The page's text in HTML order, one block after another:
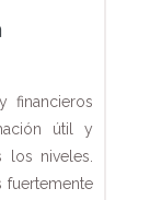
financieros
útil y
niveles.
fuertemente